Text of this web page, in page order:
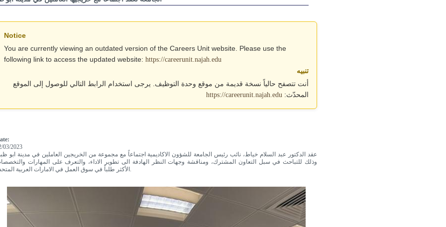
Notice
You are currently viewing an outdated version of the Careers Unit website. Please use the
following link to access the updated website: https://careerunit.najah.edu
تنبيه
أنت تتصفح حالياً نسخة قديمة من موقع وحدة التوظيف. يرجى استخدام الرابط التالي للوصول إلى الموقع
المحدّث: https://careerunit.najah.edu
03/2023
عقد الدكتور عبد السلام خياط، نائب رئيس الجامعة للشؤون الاكاديمية اجتماعاً مع مجموعة من الخريجين العاملين في مدينة ابو
وذلك للتباحث في سبل التعاون المشترك، ومناقشة وجهات النظر الهادفة الى تطوير الاداء، والتعرف على المهارات